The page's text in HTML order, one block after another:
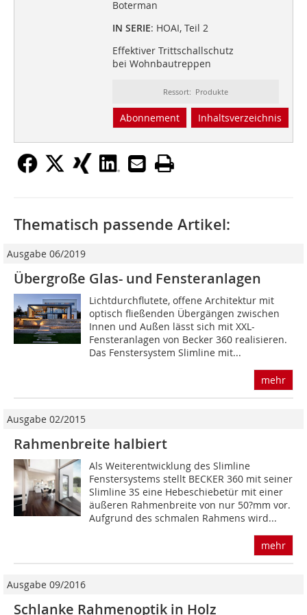
Boterman
IN SERIE: HOAI, Teil 2
Effektiver Trittschallschutz
bei Wohnbautreppen
Ressort: Produkte
Abonnement Inhaltsverzeichnis
Thematisch passende Artikel:
Ausgabe 06/2019
Übergroße Glas- und Fensteranlagen
Lichtdurchflutete, offene Architektur mit
optisch fließenden Übergängen zwischen
Innen und Außen lässt sich mit XXL-
Fensteranlagen von Becker 360 realisieren.
Das Fenstersystem Slimline mit...
mehr
Ausgabe 02/2015
Rahmenbreite halbiert
Als Weiterentwicklung des Slimline
Fenstersystems stellt BECKER 360 mit seiner
Slimline 3S eine Hebeschiebetür mit einer
äußeren Rahmenbreite von nur 50?mm vor.
Aufgrund des schmalen Rahmens wird...
mehr
Ausgabe 09/2016
Schlanke Rahmenoptik in Holz